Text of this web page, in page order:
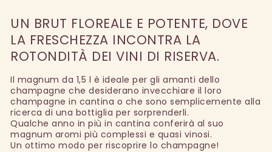
UN BRUT FLOREALE E POTENTE, DOVE
LA FRESCHEZZA INCONTRA LA
ROTONDITÀ DEI VINI DI RISERVA.
Il magnum da 1,5 l è ideale per gli amanti dello
champagne che desiderano invecchiare il loro
champagne in cantina o che sono semplicemente alla
ricerca di una bottiglia per sorprenderli.
Qualche anno in più in cantina conferirà al suo
magnum aromi più complessi e quasi vinosi.
Un ottimo modo per riscoprire lo champagne!